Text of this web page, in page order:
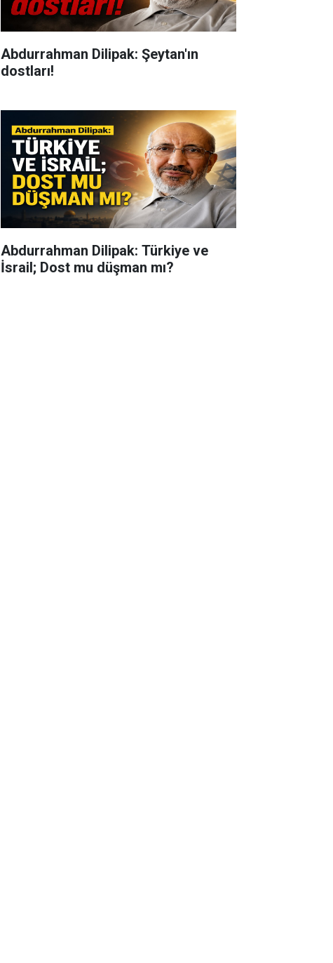
Abdurrahman Dilipak: Şeytan'ın
dostları!
Abdurrahman Dilipak: Türkiye ve
İsrail; Dost mu düşman mı?